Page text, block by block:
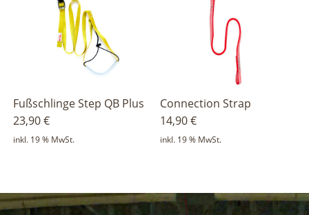
Fußschlinge Step QB Plus
23,90€
inkl. 19 % MwSt.
Connection Strap
14,90€
inkl. 19 % MwSt.